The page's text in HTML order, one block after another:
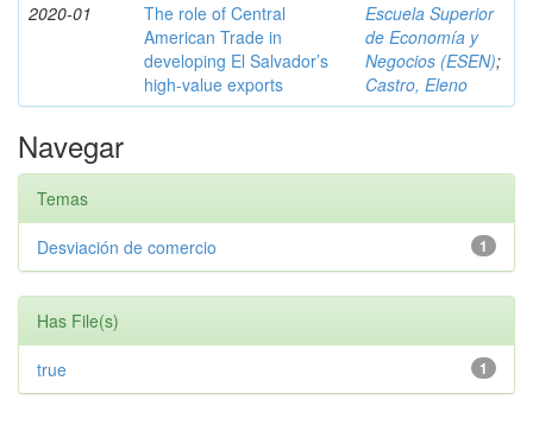
2020-01
The role of Central
American Trade in
developing El Salvador’s
high-value exports
Escuela Superior
de Economía y
Negocios (ESEN);
Castro, Eleno
Navegar
Temas
1
Desviación de comercio
Has File(s)
1
true